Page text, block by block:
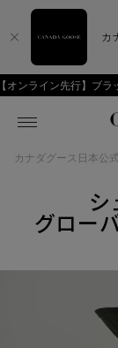
【Goose
ス
ア
ス
ウ
ベ
メ
ベ
キ
キ
ユ
カナダグース日本公
シ
グロー
カ